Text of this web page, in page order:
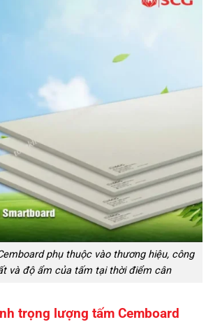
phụ thuộc vào thương hiệu, công
và độ ẩm của tấm tại thời điểm cân
trọng lượng tấm Cemboard